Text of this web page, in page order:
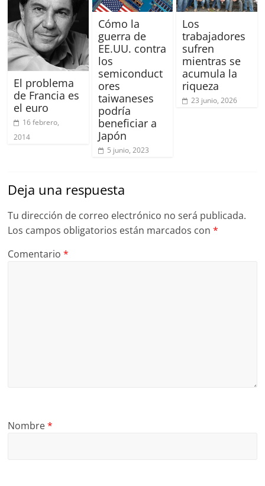
El problema
de Francia es
el euro
16 febrero,
2014
Cómo la
guerra de
EE.UU. contra
los
semiconduct
ores
taiwaneses
podría
beneficiar a
Japón
5 junio, 2023
Los
trabajadores
sufren
mientras se
acumula la
riqueza
23 junio, 2026
Deja una respuesta
Tu dirección de correo electrónico no será publicada.
Los campos obligatorios están marcados con*
Comentario*
Nombre*